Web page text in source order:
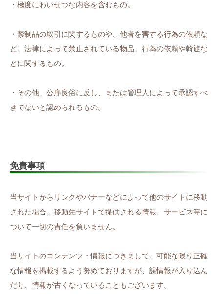
・極度にわいせつな内容を含むもの。
・禁制品の取引に関するものや、他者を害する行為の依頼な
ど、法律によって禁止されている物品、行為の依頼や斡旋な
どに関するもの。
・その他、公序良俗に反し、または管理人によって承認すべ
きでないと認められるもの。
免責事項
当サイトからリンクやバナーなどによって他のサイトに移動
された場合、移動先サイトで提供される情報、サービス等に
ついて一切の責任を負いません。
当サイトのコンテンツ・情報につきまして、可能な限り正確
な情報を掲載するよう努めておりますが、誤情報が入り込ん
だり、情報が古くなっていることもございます。